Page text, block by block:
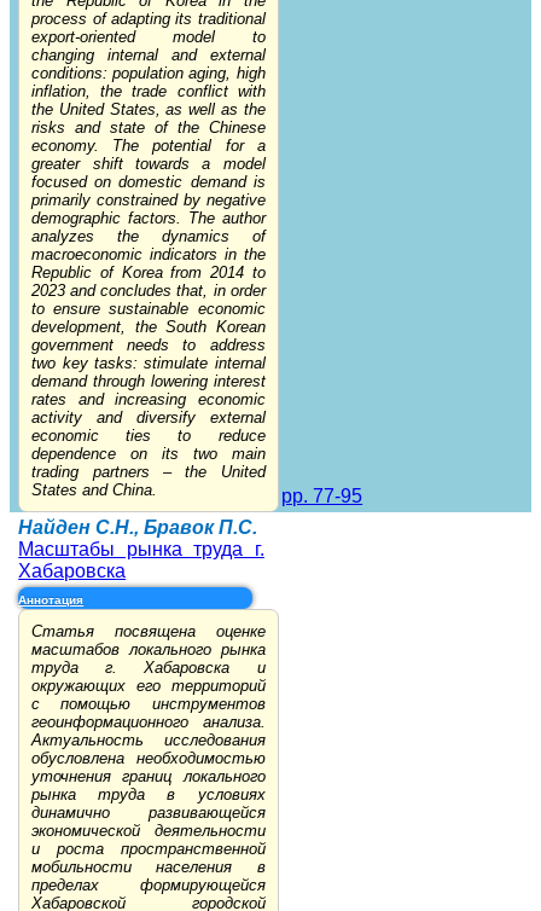
process of adapting its traditional
export-oriented model to
changing internal and external
conditions: population aging, high
inflation, the trade conflict with
the United States, as well as the
risks and state of the Chinese
economy. The potential for a
greater shift towards a model
focused on domestic demand is
primarily constrained by negative
demographic factors. The author
analyzes the dynamics of
macroeconomic indicators in the
Republic of Korea from 2014 to
2023 and concludes that, in order
to ensure sustainable economic
development, the South Korean
government needs to address
two key tasks: stimulate internal
demand through lowering interest
rates and increasing economic
activity and diversify external
economic ties to reduce
dependence on its two main
trading partners – the United
States and China.
pp. 77-95
Найден С.Н., Бравок П.С.
Масштабы рынка труда г.
Хабаровска
Аннотация
Статья посвящена оценке
масштабов локального рынка
труда г. Хабаровска и
окружающих его территорий
с помощью инструментов
геоинформационного анализа.
Актуальность исследования
обусловлена необходимостью
уточнения границ локального
рынка труда в условиях
динамично развивающейся
экономической деятельности
и роста пространственной
мобильности населения в
пределах формирующейся
Хабаровской городской